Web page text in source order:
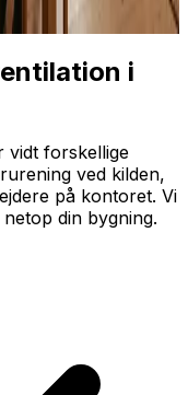
i
vidt forskellige
ved kilden,
på kontoret. Vi
din bygning.